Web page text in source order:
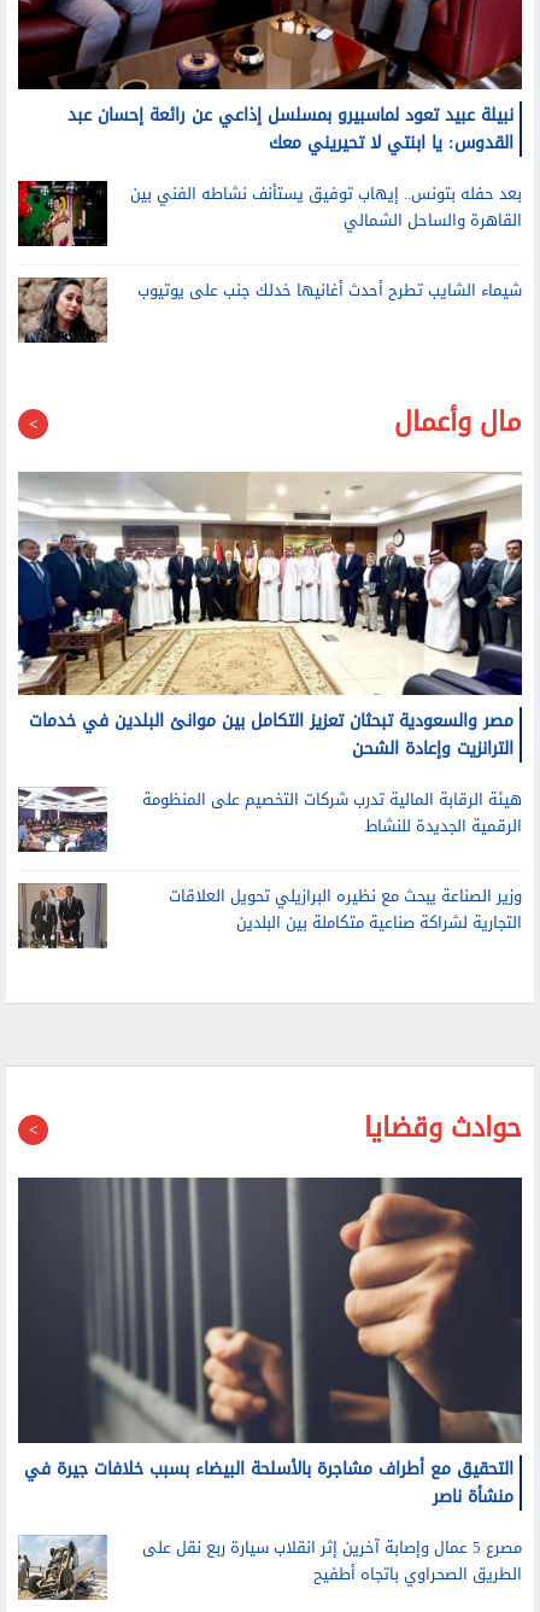
نبيلة عبيد تعود لماسبيرو بمسلسل إذاعي عن رائعة إحسان عبد
القدوس: يا ابنتي لا تحيريني معك
بعد حفله بتونس.. إيهاب توفيق يستأنف نشاطه الفني بين
القاهرة والساحل الشمالي
شيماء الشايب تطرح أحدث أغانيها خدلك جنب على يوتيوب
مال وأعمال
مصر والسعودية تبحثان تعزيز التكامل بين موانئ البلدين في خدمات
الترانزيت وإعادة الشحن
هيئة الرقابة المالية تدرب شركات التخصيم على المنظومة
الرقمية الجديدة للنشاط
وزير الصناعة يبحث مع نظيره البرازيلي تحويل العلاقات
التجارية لشراكة صناعية متكاملة بين البلدين
حوادث وقضايا
التحقيق مع أطراف مشاجرة بالأسلحة البيضاء بسبب خلافات جيرة في
منشأة ناصر
مصرع 5 عمال وإصابة آخرين إثر انقلاب سيارة ربع نقل على
الطريق الصحراوي باتجاه أطفيح